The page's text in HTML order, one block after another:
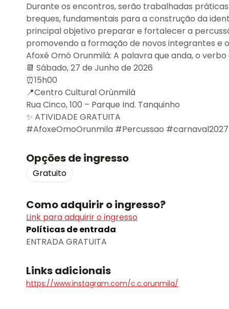
Durante os encontros, serão trabalhadas
breques, fundamentais para a construção da
principal objetivo preparar e fortalecer a
promovendo a formação de novos integrantes
Afoxé Omó Orunmilá: A palavra que anda, o
📆 Sábado, 27 de Junho de 2026
⏰15h00
📍Centro Cultural Orùnmilá
Rua Cinco, 100 – Parque Ind. Tanquinho
✨ ATIVIDADE GRATUITA
#AfoxeOmoOrunmila #Percussao #carnaval2027
Opções de ingresso
Gratuito
Como adquirir o ingresso?
Link para adquirir o ingresso
Políticas de entrada
ENTRADA GRATUITA
Links adicionais
https://www.instagram.com/c.c.orunmila/